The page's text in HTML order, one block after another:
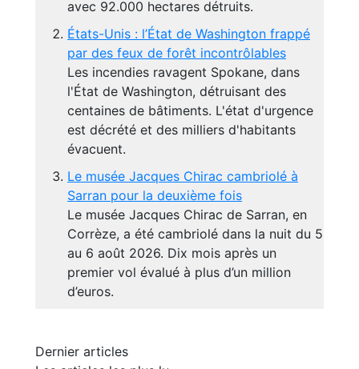
avec 92.000 hectares détruits.
États-Unis : l’État de Washington frappé
par des feux de forêt incontrôlables
Les incendies ravagent Spokane, dans
l'État de Washington, détruisant des
centaines de bâtiments. L'état d'urgence
est décrété et des milliers d'habitants
évacuent.
Le musée Jacques Chirac cambriolé à
Sarran pour la deuxième fois
Le musée Jacques Chirac de Sarran, en
Corrèze, a été cambriolé dans la nuit du 5
au 6 août 2026. Dix mois après un
premier vol évalué à plus d’un million
d’euros.
Dernier articles